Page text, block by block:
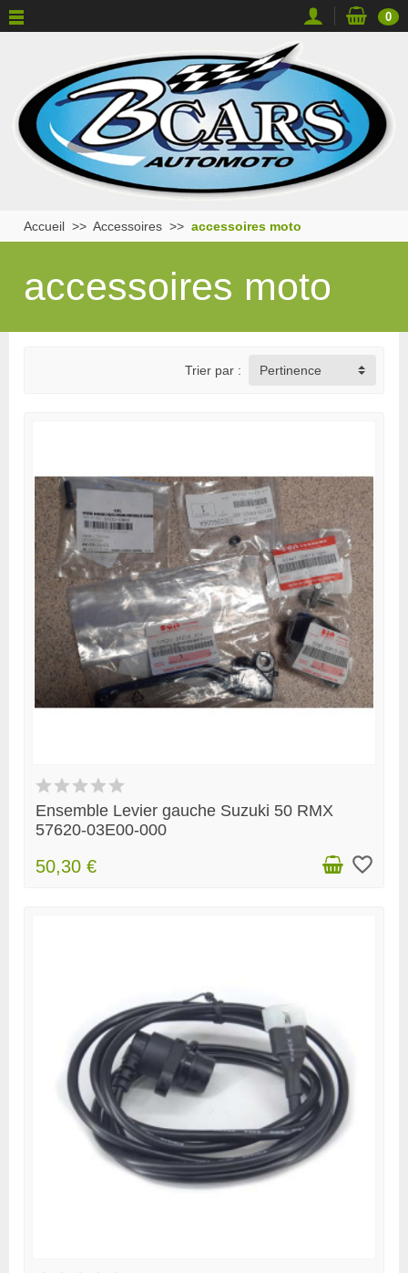
0
Accueil Accessoires accessoires moto
accessoires moto
Trier par : Pertinence
Ensemble Levier gauche Suzuki 50 RMX
57620-03E00-000
50,30 € favorite_border